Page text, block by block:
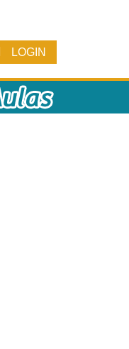
LOGIN